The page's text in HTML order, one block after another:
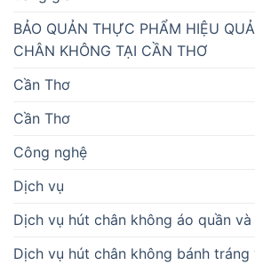
BẢO QUẢN THỰC PHẨM HIỆU
CHÂN KHÔNG TẠI CẦN THƠ
Cần Thơ
Cần Thơ
Công nghệ
Dịch vụ
Dịch vụ hút chân không áo quần
Dịch vụ hút chân không bánh